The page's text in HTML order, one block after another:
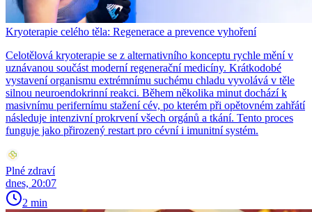
Kryoterapie celého těla: Regenerace a prevence vyhoření
Celotělová kryoterapie se z alternativního konceptu rychle mění v
uznávanou součást moderní regenerační medicíny. Krátkodobé
vystavení organismu extrémnímu suchému chladu vyvolává v těle
silnou neuroendokrinní reakci. Během několika minut dochází k
masivnímu perifernímu stažení cév, po kterém při opětovném zahřátí
následuje intenzivní prokrvení všech orgánů a tkání. Tento proces
funguje jako přirozený restart pro cévní i imunitní systém.
Plné zdraví
dnes, 20:07
2 min